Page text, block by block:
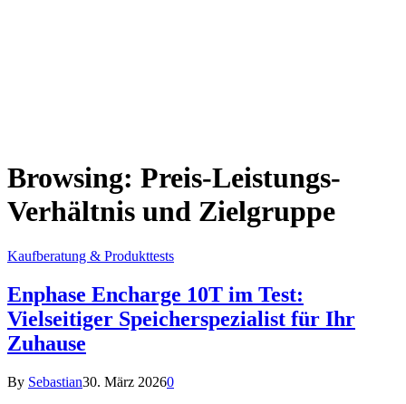
Browsing: Preis-Leistungs-
Verhältnis und Zielgruppe
Kaufberatung & Produkttests
Enphase Encharge 10T im Test:
Vielseitiger Speicherspezialist für Ihr
Zuhause
By Sebastian30. März 20260